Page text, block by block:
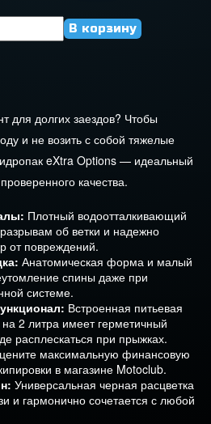
для долгих заездов? Чтобы
и не возить с собой тяжелые
eXtra Options — идеальный
качества.
Плотный водоотталкивающий
разрывам об ветки и надежно
от повреждений.
Анатомическая форма и малый
спины даже при
системе.
Встроенная питьевая
2 литра имеет герметичный
расплескаться при прыжках.
максимальную финансовую
в магазине Motoclub.
Универсальная черная расцветка
и гармонично сочетается с любой